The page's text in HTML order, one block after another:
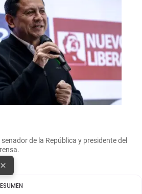
de la República y presidente del
×